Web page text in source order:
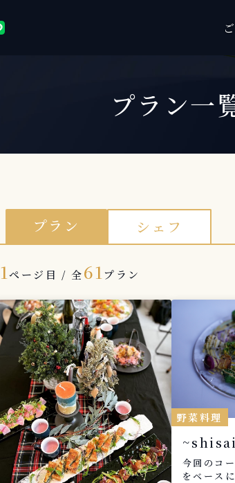
プラン一
プラン シェフ
1ページ目 / 全61プラン
野菜料理
今回のコ
をベース